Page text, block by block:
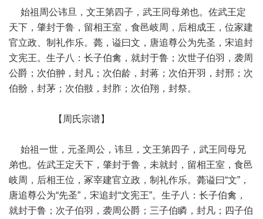
始祖周公讳旦，文王第四子，武王同母弟也。佐武王定
天下，肇封于鲁，留相王室，食邑岐周，后相成王，位家建
官立政、制礼作乐。薨，谥曰文，唐追尊公为先圣，宋追封
文宪王。生子八：长子伯禽，就封于鲁；次世子伯羽，袭周
公爵；次伯翀，封凡；次伯龄，封蒋；次伯开羽，封邢；次
伯翂，封茅；次伯翄，封胙；次伯翔，封祭。
【周氏宗谱】
始祖一世，元圣周公，讳旦，文王第四子，武王同母兄
弟也。佐武王定天下，肇封于鲁，未就封，留相王室，食邑
岐周，后相王位，冢宰建官立政，制礼作乐。薨谥曰“文”，
唐追尊公为“先圣”，宋追封“文宪王”。生子八：长子伯禽，
就封于鲁；次子伯羽，袭周公爵；三子伯瞵，封凡；四子伯